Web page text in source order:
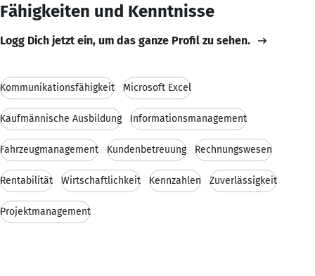
Fähigkeiten und Kenntnisse
Logg Dich jetzt ein, um das ganze Profil zu sehen.
Kommunikationsfähigkeit Microsoft Excel
Kaufmännische Ausbildung Informationsmanagement
Fahrzeugmanagement Kundenbetreuung Rechnungswesen
Rentabilität Wirtschaftlichkeit Kennzahlen Zuverlässigkeit
Projektmanagement